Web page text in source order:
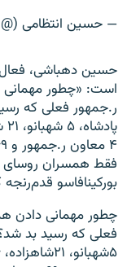
— حسین انتظامی (@h_entezami)
حسین دهباشی، فعال
است: «چطور
فقط همسران روسای
بورکینافاسو
چطور مهمانی دادن